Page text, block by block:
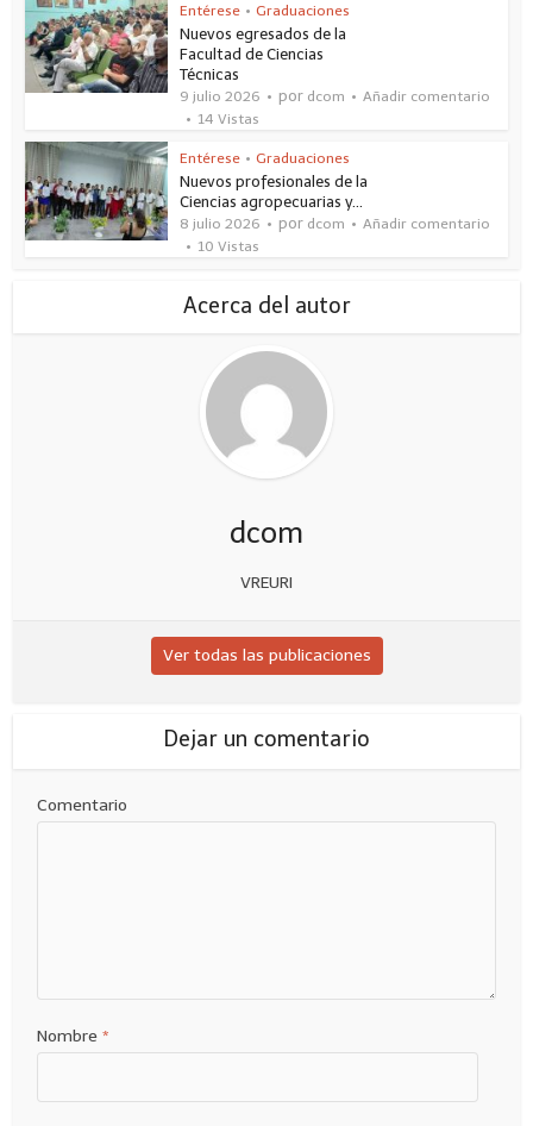
Entérese • Graduaciones
Nuevos egresados de la
Facultad de Ciencias
Técnicas
9 julio 2026 por dcom
Añadir comentario
14 Vistas
Entérese • Graduaciones
Nuevos profesionales de la
Ciencias agropecuarias y...
8 julio 2026 por dcom
Añadir comentario
10 Vistas
Acerca del autor
dcom
VREURI
Ver todas las publicaciones
Dejar un comentario
Comentario
Nombre *